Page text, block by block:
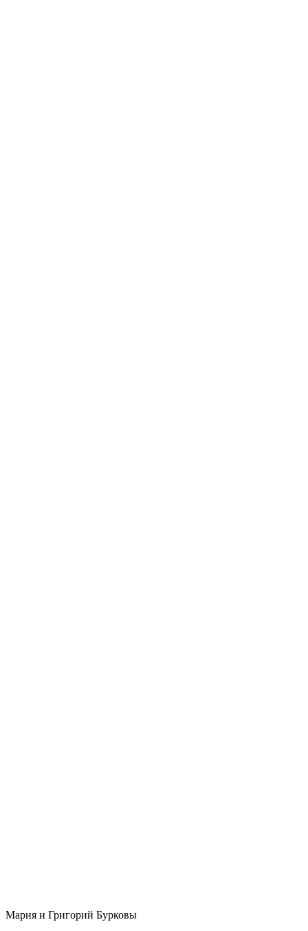
Мария и Григорий Бурковы